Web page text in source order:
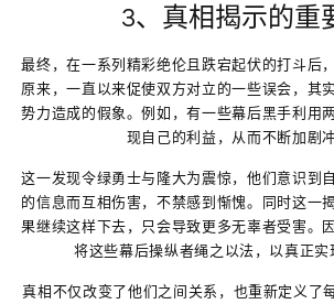
3、真相揭示的重
最终，在一系列精彩绝伦且跌宕起伏的打斗后
原来，一直以来促使双方对立的一些误会，其
势力造成的假象。例如，有一些幕后黑手利用
现自己的利益，从而不断加剧冲
这一发现令绿勇士与隆大为震惊，他们意识到
的信息而互相伤害，不禁感到惭愧。同时这一
果继续这样下去，只会导致更多无辜者受害。
将这些幕后操纵者绳之以法，以真正实
真相不仅改变了他们之间关系，也重新定义了